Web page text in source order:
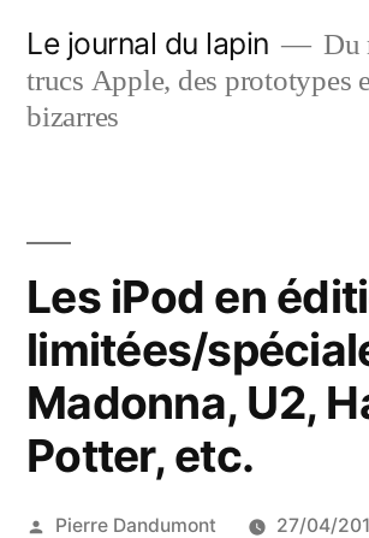
contenu
Le journal du lapin
Du
trucs Apple, des prototypes
bizarres
Les iPod en
limitées/
Madonna, U2,
Potter, etc.
Publié
Pierre Dandumont
27/04/